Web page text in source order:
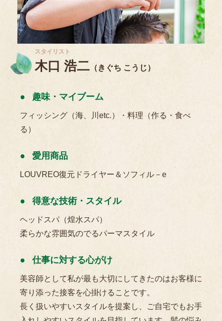
スタイリスト
木口 浩二 （きぐち こうじ）
趣味・マイブーム
フィッシング（海、川etc.）・料理（作る・食べ
る）
愛用商品
LOUVREO復元ドライヤー＆ソフィル－e
得意な技術・スタイル
ヘッドスパ（煌水スパ）
柔らかな雰囲気のでるパーマスタイル
仕事に対する心がけ
美容師として私が最も大切にしてきたのはお客様に
寄り添った接客を心掛けることです。
長く扱いやすいスタイルを提案し、ご自宅でもお手